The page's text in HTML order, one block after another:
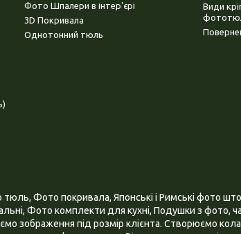
Фото Шпалери в інтер'єрі
3D Покривала
Однотонний тюль
Види
Фото покривала, Японські і Римські фото
Фото комплекти для кухні, Подушки з фото,
зображення під розмір клієнта. Створюємо